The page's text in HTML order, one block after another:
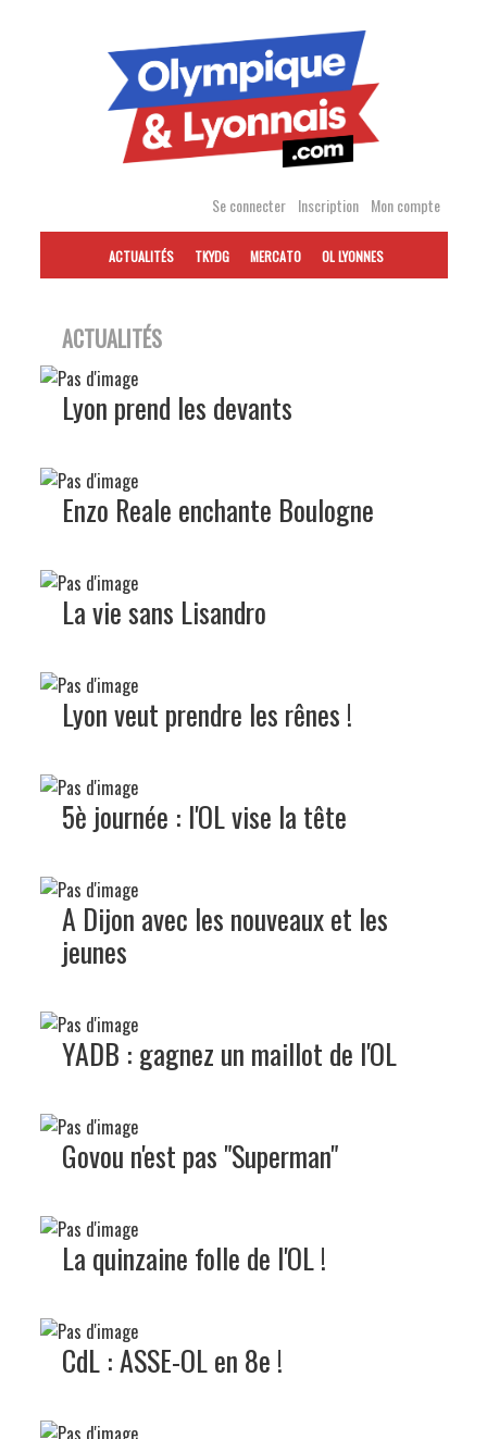
Se connecter Inscription Mon compte
ACTUALITÉS TKYDG MERCATO OL LYONNES
ACTUALITÉS
Lyon prend les devants
Enzo Reale enchante Boulogne
La vie sans Lisandro
Lyon veut prendre les rênes !
5è journée : l'OL vise la tête
A Dijon avec les nouveaux et les
jeunes
YADB : gagnez un maillot de l'OL
Govou n'est pas "Superman"
La quinzaine folle de l'OL !
CdL : ASSE-OL en 8e !